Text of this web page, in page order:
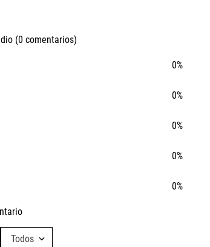
(0 comentarios)
0%
0%
0%
0%
0%
Todos